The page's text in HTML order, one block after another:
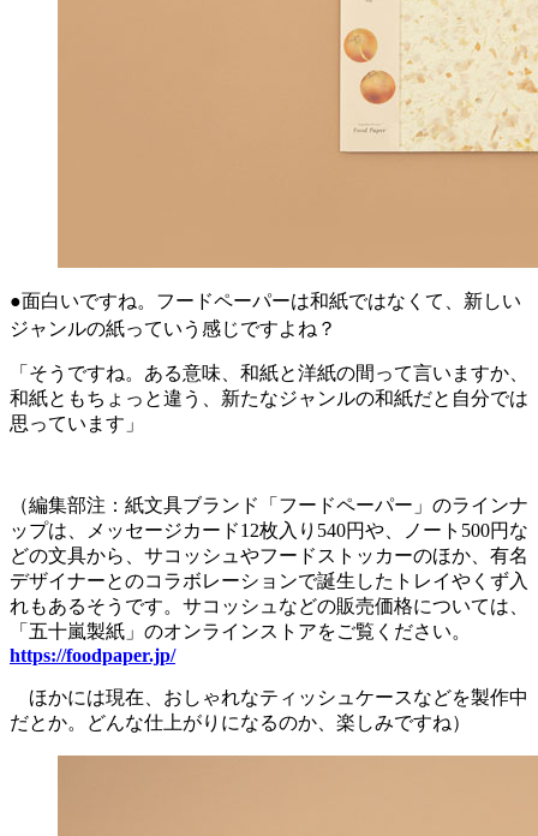
●面白いですね。フードペーパーは和紙ではなくて、新しい
ジャンルの紙っていう感じですよね？
「そうですね。ある意味、和紙と洋紙の間って言いますか、
和紙ともちょっと違う、新たなジャンルの和紙だと自分では
思っています」
（編集部注：紙文具ブランド「フードペーパー」のラインナ
ップは、メッセージカード12枚入り540円や、ノート500円な
どの文具から、サコッシュやフードストッカーのほか、有名
デザイナーとのコラボレーションで誕生したトレイやくず入
れもあるそうです。サコッシュなどの販売価格については、
「五十嵐製紙」のオンラインストアをご覧ください。
https://foodpaper.jp/
ほかには現在、おしゃれなティッシュケースなどを製作中
だとか。どんな仕上がりになるのか、楽しみですね）